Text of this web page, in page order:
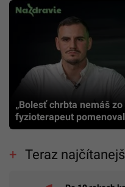
„Bolesť chrbta nemáš zo
fyzioterapeut
Teraz